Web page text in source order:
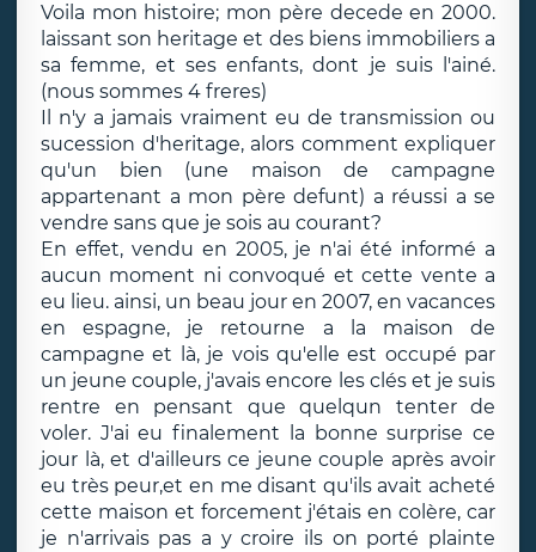
Voila mon histoire; mon père decede en 2000.
laissant son heritage et des biens immobiliers a
sa femme, et ses enfants, dont je suis l'ainé.
(nous sommes 4 freres)
Il n'y a jamais vraiment eu de transmission ou
sucession d'heritage, alors comment expliquer
qu'un bien (une maison de campagne
appartenant a mon père defunt) a réussi a se
vendre sans que je sois au courant?
En effet, vendu en 2005, je n'ai été informé a
aucun moment ni convoqué et cette vente a
eu lieu. ainsi, un beau jour en 2007, en vacances
en espagne, je retourne a la maison de
campagne et là, je vois qu'elle est occupé par
un jeune couple, j'avais encore les clés et je suis
rentre en pensant que quelqun tenter de
voler. J'ai eu finalement la bonne surprise ce
jour là, et d'ailleurs ce jeune couple après avoir
eu très peur,et en me disant qu'ils avait acheté
cette maison et forcement j'étais en colère, car
je n'arrivais pas a y croire ils on porté plainte